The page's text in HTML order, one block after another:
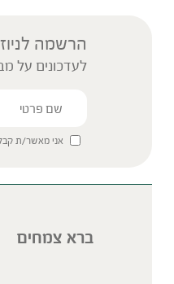
הרשמה
לעדכונים על
אני מאשר/ת
ברא צמחים